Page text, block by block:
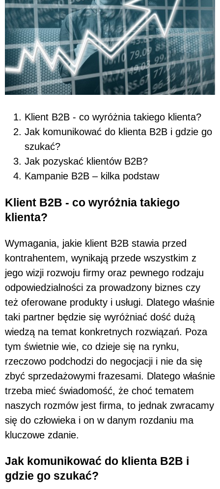
Klient B2B - co wyróżnia takiego klienta?
Jak komunikować do klienta B2B i gdzie go
szukać?
Jak pozyskać klientów B2B?
Kampanie B2B – kilka podstaw
Klient B2B - co wyróżnia takiego
klienta?
Wymagania, jakie klient B2B stawia przed
kontrahentem, wynikają przede wszystkim z
jego wizji rozwoju firmy oraz pewnego rodzaju
odpowiedzialności za prowadzony biznes czy
też oferowane produkty i usługi. Dlatego właśnie
taki partner będzie się wyróżniać dość dużą
wiedzą na temat konkretnych rozwiązań. Poza
tym świetnie wie, co dzieje się na rynku,
rzeczowo podchodzi do negocjacji i nie da się
zbyć sprzedażowymi frazesami. Dlatego właśnie
trzeba mieć świadomość, że choć tematem
naszych rozmów jest firma, to jednak zwracamy
się do człowieka i on w danym rozdaniu ma
kluczowe zdanie.
Jak komunikować do klienta B2B i
gdzie go szukać?